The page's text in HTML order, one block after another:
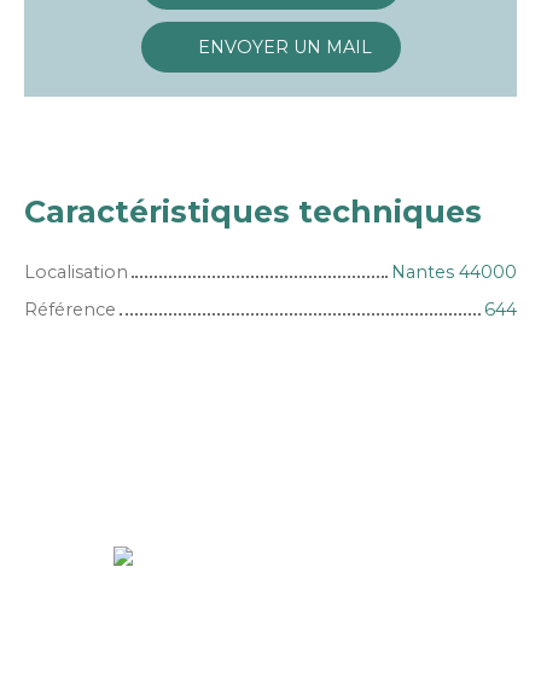
ENVOYER UN MAIL
Caractéristiques techniques
Localisation
Nantes 44000
Référence
644